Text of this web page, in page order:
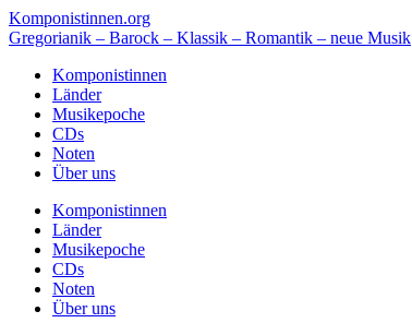
Komponistinnen.org
Gregorianik – Barock – Klassik – Romantik – neue Musik
Komponistinnen
Länder
Musikepoche
CDs
Noten
Über uns
Komponistinnen
Länder
Musikepoche
CDs
Noten
Über uns